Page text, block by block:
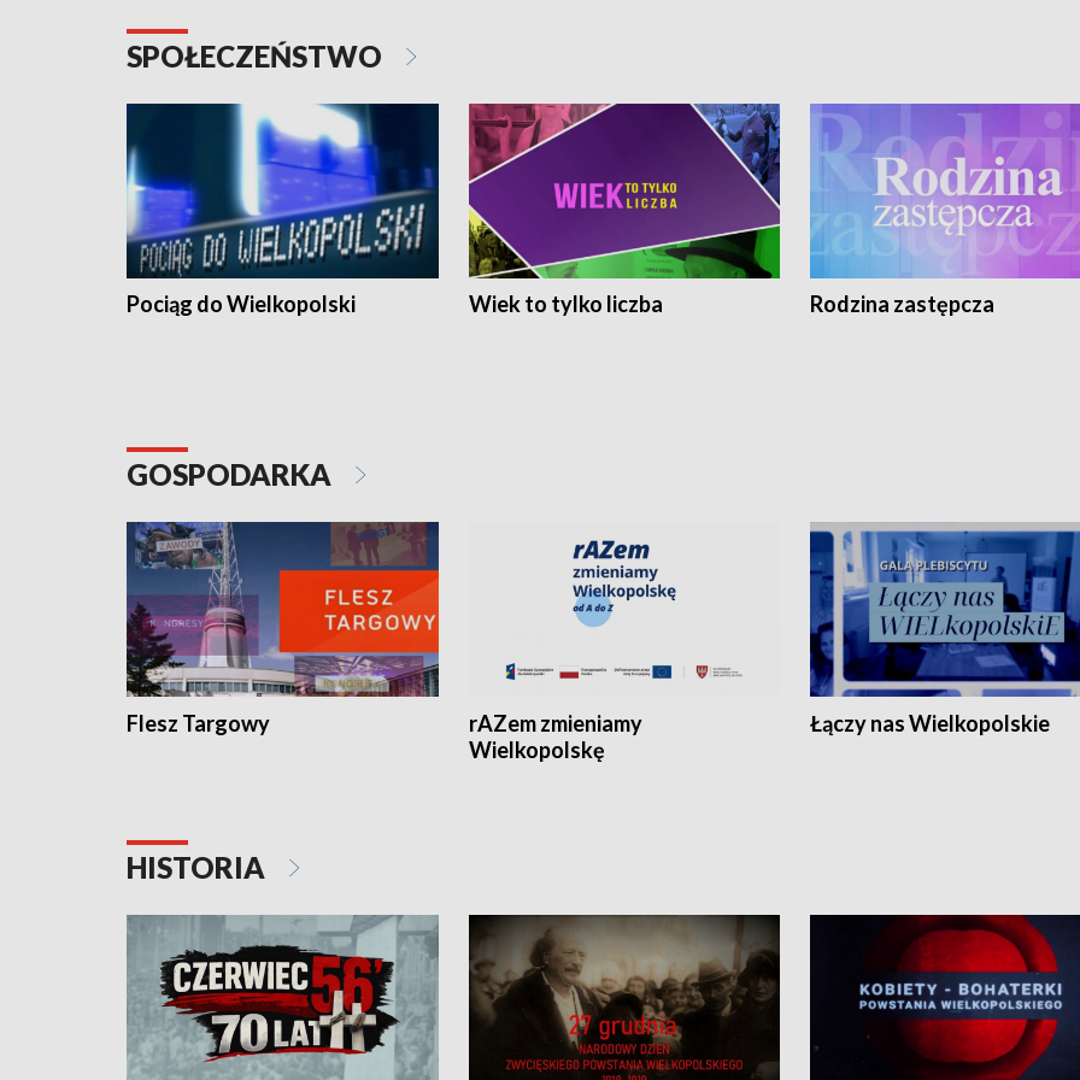
SPOŁECZEŃSTWO
Pociąg do Wielkopolski Wiek to tylko liczba Rodzina zastępcza
GOSPODARKA
Flesz Targowy
rAZem zmieniamy
Wielkopolskę
Łączy nas Wielkopolskie
HISTORIA